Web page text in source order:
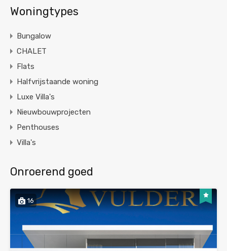
Woningtypes
Bungalow
CHALET
Flats
Halfvrijstaande woning
Luxe Villa's
Nieuwbouwprojecten
Penthouses
Villa's
Onroerend goed
16